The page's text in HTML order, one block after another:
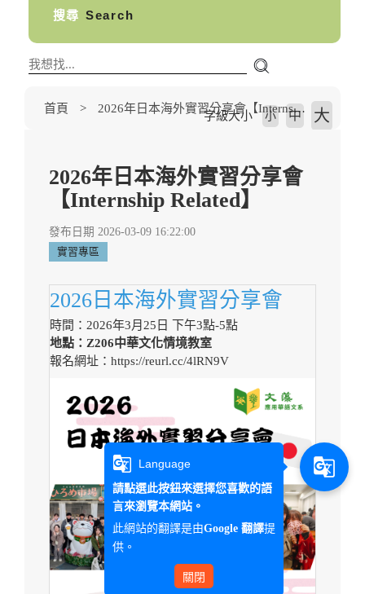
搜尋 Search
首頁 2026年日本海外實習分享會【Internship Related】
字級大小 小 中 大
2026年日本海外實習分享會
【Internship Related】
發布日期 2026-03-09 16:22:00
實習專區
2026日本海外實習分享會
時間：2026年3月25日 下午3點-5點
地點：Z206中華文化情境教室
報名網址： https://reurl.cc/4lRN9V
g_translate Language
請點選此按鈕來選擇您喜歡的語
言來瀏覽本網站。
此網站的翻譯是由Google 翻譯提
供。
關閉
g_translate